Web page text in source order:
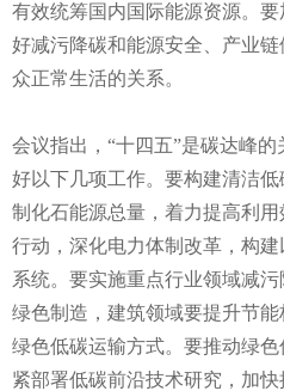
有效统筹国内国际能源资源。
好减污降碳和能源安全、产业
众正常生活的关系。
会议指出，“十四五”是碳达峰
好以下几项工作。要构建清洁
制化石能源总量，着力提高利
行动，深化电力体制改革，构
系统。要实施重点行业领域减
绿色制造，建筑领域要提升节
绿色低碳运输方式。要推动绿
紧部署低碳前沿技术研究，加